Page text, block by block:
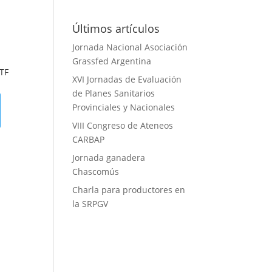
Últimos artículos
Jornada Nacional Asociación
Grassfed Argentina
XVI Jornadas de Evaluación
de Planes Sanitarios
Provinciales y Nacionales
VIII Congreso de Ateneos
CARBAP
Jornada ganadera
Chascomús
Charla para productores en
la SRPGV